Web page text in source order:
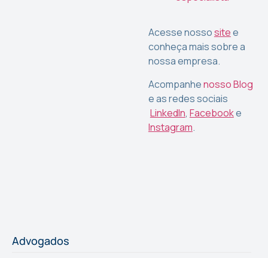
Acesse nossositee
conheça mais sobre a
nossa empresa.
Acompanhenosso Blog
e as redes sociais
LinkedIn, Facebooke
Instagram.
Advogados